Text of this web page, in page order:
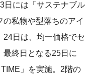
日には「サステナブル
私物や型落ちのアイ
24日は、均一価格でセ
最終日となる25日に
」を実施。2階の